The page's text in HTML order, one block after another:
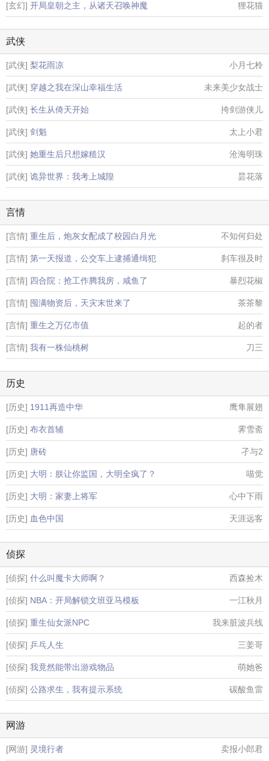
[玄幻] 开局皇朝之主，从诸天召唤神魔 狸花猫
武侠
[武侠] 梨花雨凉 小月七柃
[武侠] 穿越之我在深山幸福生活 未来美少女战士
[武侠] 长生从倚天开始 挎剑游侠儿
[武侠] 剑魁 太上小君
[武侠] 她重生后只想嫁糙汉 沧海明珠
[武侠] 诡异世界：我考上城隍 昙花落
言情
[言情] 重生后，炮灰女配成了校园白月光 不知何归处
[言情] 第一天报道，公交车上逮捕通缉犯 刹车很及时
[言情] 四合院：抢工作腾我房，咸鱼了 暴烈花椒
[言情] 囤满物资后，天灾末世来了 茶茶黎
[言情] 重生之万亿市值 起的者
[言情] 我有一株仙桃树 刀三
历史
[历史] 1911再造中华 鹰隼展翅
[历史] 布衣首辅 霁雪斋
[历史] 唐砖 孑与2
[历史] 大明：朕让你监国，大明全疯了？ 喵觉
[历史] 大明：家妻上将军 心中下雨
[历史] 血色中国 天涯远客
侦探
[侦探] 什么叫魔卡大师啊？ 西森捡木
[侦探] NBA：开局解锁文班亚马模板 一江秋月
[侦探] 重生仙女派NPC 我来脏波兵线
[侦探] 乒乓人生 三姜哥
[侦探] 我竟然能带出游戏物品 萌她爸
[侦探] 公路求生，我有提示系统 碳酸鱼雷
网游
[网游] 灵境行者 卖报小郎君